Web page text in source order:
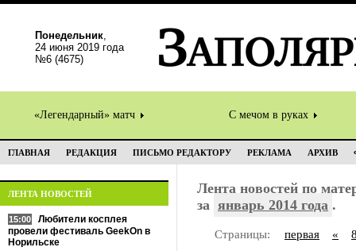
Понедельник,
24 июня 2019 года
№6 (4675)
«Легендарный» матч С мечом в руках
ГЛАВНАЯ РЕДАКЦИЯ ПИСЬМО РЕДАКТОРУ РЕКЛАМА АРХИВ
ЛЕНТА НОВОСТЕЙ
15:00
Любители косплея
провели фестиваль GeekOn в
Норильске
Лента новостей по
за январь 2014 года .
Страницы: первая «